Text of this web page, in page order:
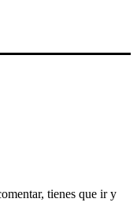
tienes que ir y